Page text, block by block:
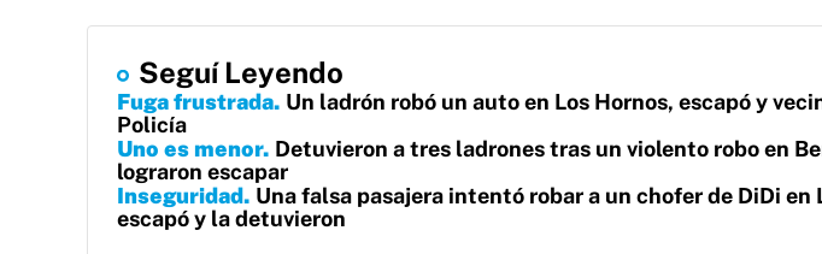
Seguí Leyendo
Fuga frustrada Un ladrón robó un auto en Los Hornos, escapó y
Policía
Uno es menor Detuvieron a tres ladrones tras un violento robo en
lograron escapar
Inseguridad Una falsa pasajera intentó robar a un chofer de DiDi
escapó y la detuvieron